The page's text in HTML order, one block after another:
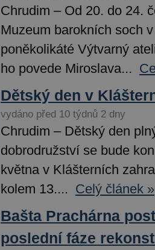
Chrudim – Od 20. do 24.
Muzeum barokních soch
poněkolikáté Výtvarný
ho povede Miroslava...
Dětský den v
vydáno před 10 týdnů 2 dny
Chrudim – Dětský den
dobrodružství se bude
května v Klášterních
kolem 13.... Celý článek »
Bašta Prachárna
poslední fáze